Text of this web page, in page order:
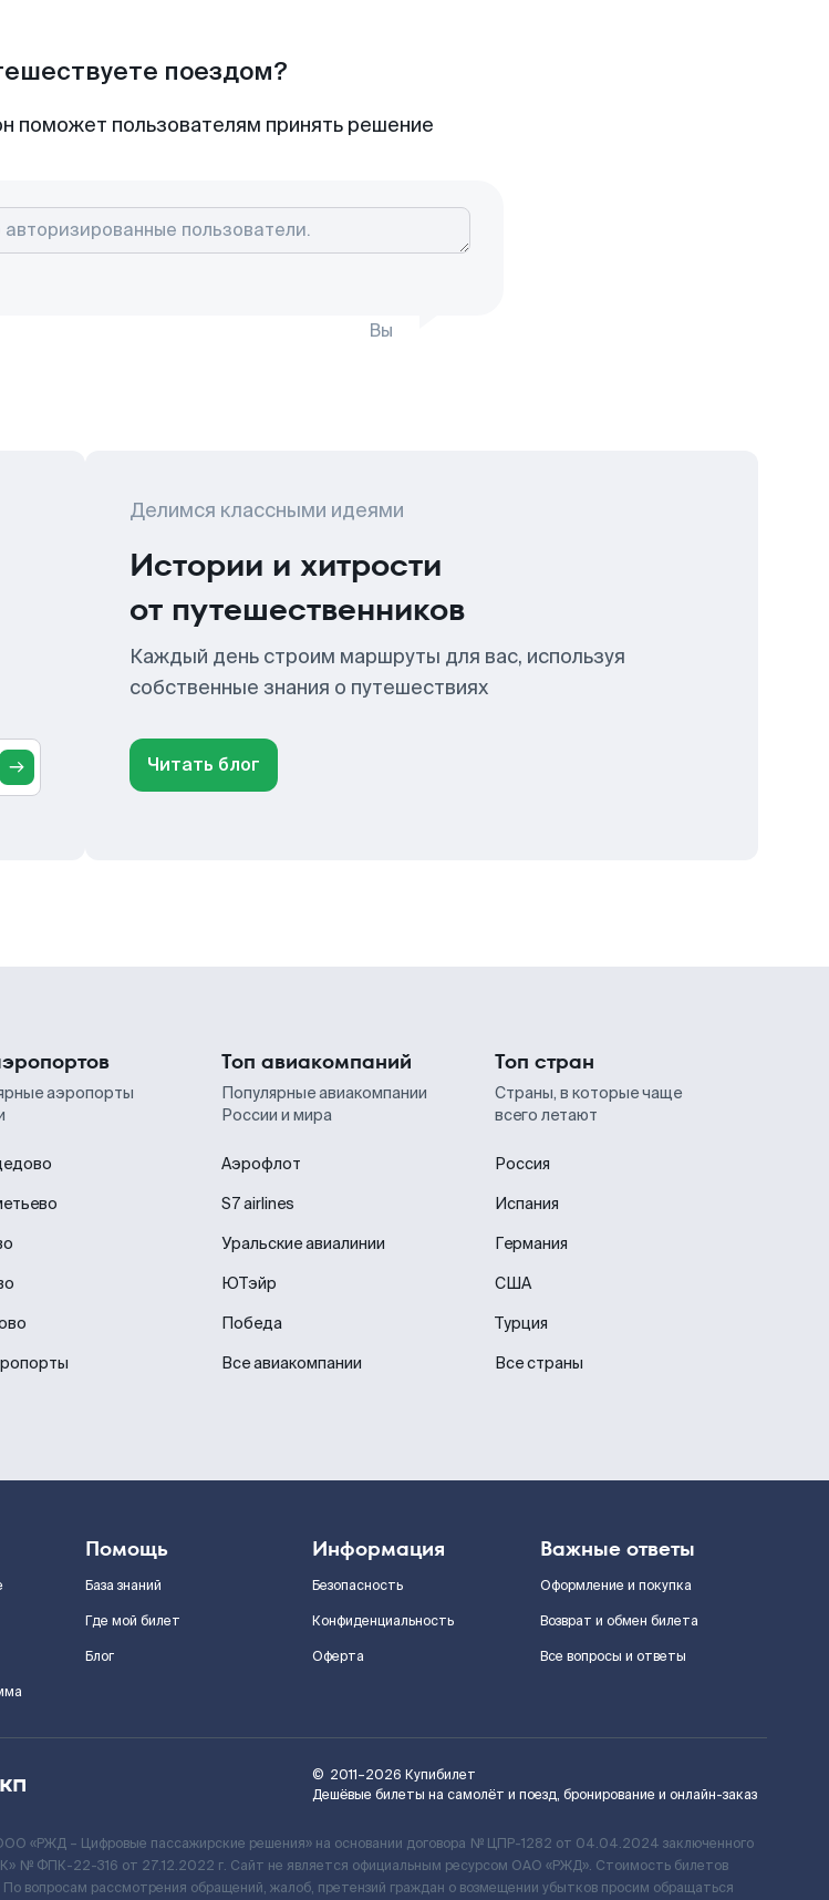
поездом?
поможет пользователям принять решение
Вы
Делимся классными идеями
Истории и хитрости
от путешественников
Каждый день строим маршруты для вас, используя
собственные знания о путешествиях
Читать блог
аэропорты
Топ авиакомпаний
Популярные авиакомпании
России и мира
Аэрофлот
S7 airlines
Уральские авиалинии
ЮТэйр
Победа
Все авиакомпании
Топ стран
Страны, в которые чаще
всего летают
Россия
Испания
Германия
США
Турция
Все страны
Помощь
База знаний
Где мой билет
Блог
Информация
Безопасность
Конфиденциальность
Оферта
Важные ответы
Оформление и покупка
Возврат и обмен билета
Все вопросы и ответы
© 2011–2026 Купибилет
Дешёвые билеты на самолёт и поезд, бронирование и онлайн-заказ
«РЖД – Цифровые пассажирские решения» на основании договора № ЦПР-1282 от 04.04.2024 заключенного
№ ФПК-22-316 от 27.12.2022 г. Сайт не является официальным ресурсом ОАО «РЖД». Стоимость билетов
вопросам рассмотрения обращений, жалоб, претензий граждан о возмещении убытков просим обращаться